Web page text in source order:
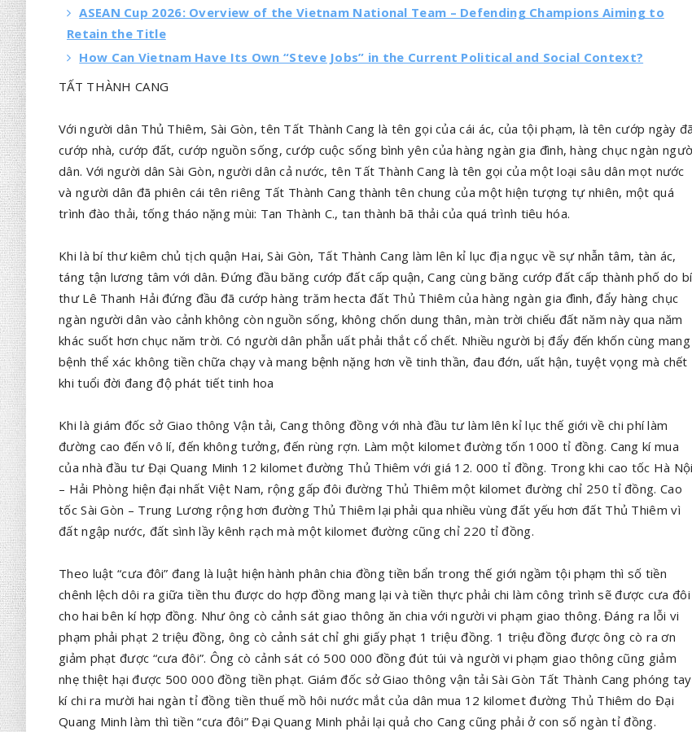
ASEAN Cup 2026: Overview of the Vietnam National Team – Defending Champions Aiming to
Retain the Title
How Can Vietnam Have Its Own “Steve Jobs” in the Current Political and Social Context?
TẤT THÀNH CANG
Với người dân Thủ Thiêm, Sài Gòn, tên Tất Thành Cang là tên gọi của cái ác, của tội phạm, là tên cướp ngày đã
cướp nhà, cướp đất, cướp nguồn sống, cướp cuộc sống bình yên của hàng ngàn gia đình, hàng chục ngàn
dân. Với người dân Sài Gòn, người dân cả nước, tên Tất Thành Cang là tên gọi của một loại sâu dân mọt nước
và người dân đã phiên cái tên riêng Tất Thành Cang thành tên chung của một hiện tượng tự nhiên, một quá
trình đào thải, tống tháo nặng mùi: Tan Thành C., tan thành bã thải của quá trình tiêu hóa.
Khi là bí thư kiêm chủ tịch quận Hai, Sài Gòn, Tất Thành Cang làm lên kỉ lục địa ngục về sự nhẫn tâm, tàn ác,
táng tận lương tâm với dân. Đứng đầu băng cướp đất cấp quận, Cang cùng băng cướp đất cấp thành phố do bí
thư Lê Thanh Hải đứng đầu đã cướp hàng trăm hecta đất Thủ Thiêm của hàng ngàn gia đình, đẩy hàng chục
ngàn người dân vào cảnh không còn nguồn sống, không chốn dung thân, màn trời chiếu đất năm này qua năm
khác suốt hơn chục năm trời. Có người dân phẫn uất phải thắt cổ chết. Nhiều người bị đẩy đến khốn cùng mang
bệnh thể xác không tiền chữa chạy và mang bệnh nặng hơn về tinh thần, đau đớn, uất hận, tuyệt vọng mà chết
khi tuổi đời đang độ phát tiết tinh hoa
Khi là giám đốc sở Giao thông Vận tải, Cang thông đồng với nhà đầu tư làm lên kỉ lục thế giới về chi phí làm
đường cao đến vô lí, đến không tưởng, đến rùng rợn. Làm một kilomet đường tốn 1000 tỉ đồng. Cang kí mua
của nhà đầu tư Đại Quang Minh 12 kilomet đường Thủ Thiêm với giá 12. 000 tỉ đồng. Trong khi cao tốc Hà Nội
– Hải Phòng hiện đại nhất Việt Nam, rộng gấp đôi đường Thủ Thiêm một kilomet đường chỉ 250 tỉ đồng. Cao
tốc Sài Gòn – Trung Lương rộng hơn đường Thủ Thiêm lại phải qua nhiều vùng đất yếu hơn đất Thủ Thiêm vì
đất ngập nước, đất sình lầy kênh rạch mà một kilomet đường cũng chỉ 220 tỉ đồng.
Theo luật “cưa đôi” đang là luật hiện hành phân chia đồng tiền bẩn trong thế giới ngầm tội phạm thì số tiền
chênh lệch dôi ra giữa tiền thu được do hợp đồng mang lại và tiền thực phải chi làm công trình sẽ được cưa đôi
cho hai bên kí hợp đồng. Như ông cò cảnh sát giao thông ăn chia với người vi phạm giao thông. Đáng ra lỗi vi
phạm phải phạt 2 triệu đồng, ông cò cảnh sát chỉ ghi giấy phạt 1 triệu đồng. 1 triệu đồng được ông cò ra ơn
giảm phạt được “cưa đôi”. Ông cò cảnh sát có 500 000 đồng đút túi và người vi phạm giao thông cũng giảm
nhẹ thiệt hại được 500 000 đồng tiền phạt. Giám đốc sở Giao thông vận tải Sài Gòn Tất Thành Cang phóng tay
kí chi ra mười hai ngàn tỉ đồng tiền thuế mồ hôi nước mắt của dân mua 12 kilomet đường Thủ Thiêm do Đại
Quang Minh làm thì tiền “cưa đôi” Đại Quang Minh phải lại quả cho Cang cũng phải ở con số ngàn tỉ đồng.